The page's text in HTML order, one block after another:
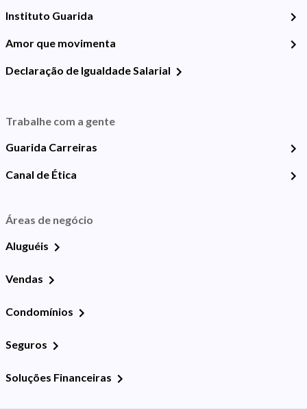
Instituto Guarida
Amor que movimenta
Declaração de Igualdade Salarial
Trabalhe com a gente
Guarida Carreiras
Canal de Ética
Áreas de negócio
Aluguéis
Vendas
Condomínios
Seguros
Soluções Financeiras